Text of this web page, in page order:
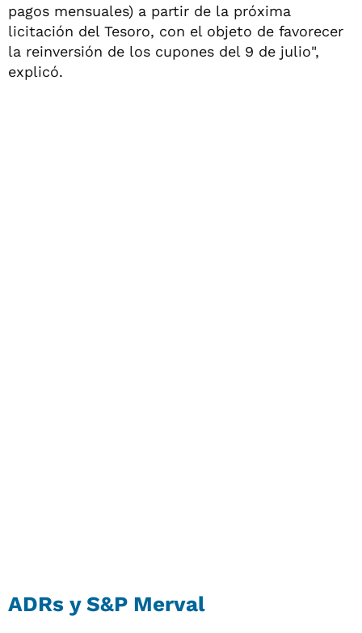
pagos mensuales) a partir de la próxima
licitación del Tesoro, con el objeto de favorecer
la reinversión de los cupones del 9 de julio",
explicó.
ADRs y S&P Merval